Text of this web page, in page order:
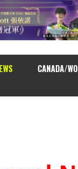
CANADA/